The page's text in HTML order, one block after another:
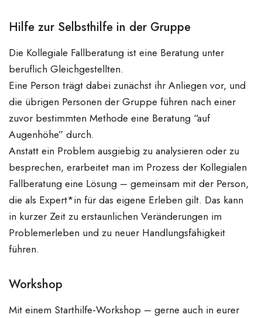
Hilfe zur Selbsthilfe in der Gruppe
Die Kollegiale Fallberatung ist eine Beratung unter
beruflich Gleichgestellten.
Eine Person trägt dabei zunächst ihr Anliegen vor, und
die übrigen Personen der Gruppe führen nach einer
zuvor bestimmten Methode eine Beratung “auf
Augenhöhe” durch.
Anstatt ein Problem ausgiebig zu analysieren oder zu
besprechen, erarbeitet man im Prozess der Kollegialen
Fallberatung eine Lösung – gemeinsam mit der Person,
die als Expert*in für das eigene Erleben gilt. Das kann
in kurzer Zeit zu erstaunlichen Veränderungen im
Problemerleben und zu neuer Handlungsfähigkeit
führen.
Workshop
Mit einem Starthilfe-Workshop – gerne auch in eurer